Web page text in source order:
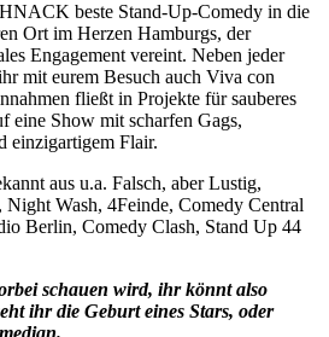
beste Stand-Up-Comedy in die
Ort im Herzen Hamburgs, der
Engagement vereint. Neben jeder
mit eurem Besuch auch Viva con
fließt in Projekte für sauberes
eine Show mit scharfen Gags,
einzigartigem Flair.
aus u.a. Falsch, aber Lustig,
Wash, 4Feinde, Comedy Central
Berlin, Comedy Clash, Stand Up 44
schauen wird, ihr könnt also
ihr die Geburt eines Stars, oder